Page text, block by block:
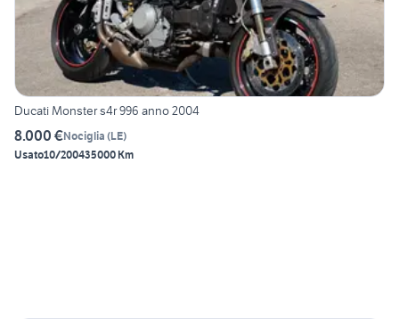
Ducati Monster s4r 996 anno 2004
8.000 €Nociglia (LE)
Usato10/200435000 Km